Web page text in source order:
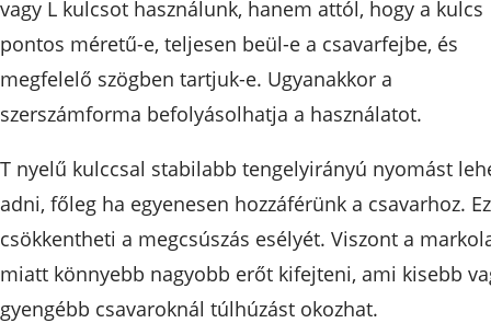
vagy L kulcsot használunk, hanem attól, hogy a kulcs
pontos méretű-e, teljesen beül-e a csavarfejbe, és
megfelelő szögben tartjuk-e. Ugyanakkor a
szerszámforma befolyásolhatja a használatot.
T nyelű kulccsal stabilabb tengelyirányú nyomást
adni, főleg ha egyenesen hozzáférünk a csavarhoz. Ez
csökkentheti a megcsúszás esélyét. Viszont a
miatt könnyebb nagyobb erőt kifejteni, ami kisebb
gyengébb csavaroknál túlhúzást okozhat.